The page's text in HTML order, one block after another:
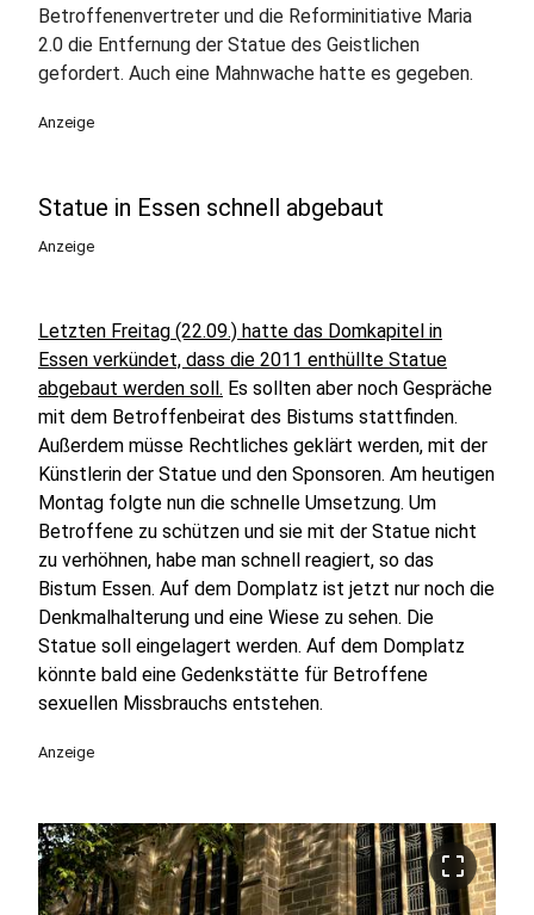
Betroffenenvertreter und die Reforminitiative Maria
2.0 die Entfernung der Statue des Geistlichen
gefordert. Auch eine Mahnwache hatte es gegeben.
Anzeige
Statue in Essen schnell abgebaut
Anzeige
Letzten Freitag (22.09.) hatte das Domkapitel in
Essen verkündet, dass die 2011 enthüllte Statue
abgebaut werden soll. Es sollten aber noch Gespräche
mit dem Betroffenbeirat des Bistums stattfinden.
Außerdem müsse Rechtliches geklärt werden, mit der
Künstlerin der Statue und den Sponsoren. Am heutigen
Montag folgte nun die schnelle Umsetzung. Um
Betroffene zu schützen und sie mit der Statue nicht
zu verhöhnen, habe man schnell reagiert, so das
Bistum Essen. Auf dem Domplatz ist jetzt nur noch die
Denkmalhalterung und eine Wiese zu sehen. Die
Statue soll eingelagert werden. Auf dem Domplatz
könnte bald eine Gedenkstätte für Betroffene
sexuellen Missbrauchs entstehen.
Anzeige
crop_free